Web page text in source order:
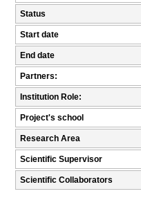
Status
Start date
End date
Partners:
Institution Role:
Project's school
Research Area
Scientific Supervisor
Scientific Collaborators